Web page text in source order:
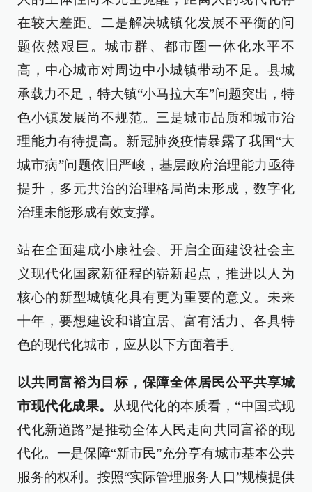
在较大差距。二是解决城镇化发展不平衡的问
题依然艰巨。城市群、都市圈一体化水平不
高，中心城市对周边中小城镇带动不足。县城
承载力不足，特大镇“小马拉大车”问题突出，特
色小镇发展尚不规范。三是城市品质和城市治
理能力有待提高。新冠肺炎疫情暴露了我国“大
城市病”问题依旧严峻，基层政府治理能力亟待
提升，多元共治的治理格局尚未形成，数字化
治理未能形成有效支撑。
站在全面建成小康社会、开启全面建设社会主
义现代化国家新征程的崭新起点，推进以人为
核心的新型城镇化具有更为重要的意义。未来
十年，要想建设和谐宜居、富有活力、各具特
色的现代化城市，应从以下方面着手。
以共同富裕为目标，保障全体居民公平共享城
市现代化成果。
从现代化的本质看，“中国式现
代化新道路”是推动全体人民走向共同富裕的现
代化。一是保障“新市民”充分享有城市基本公共
服务的权利。按照“实际管理服务人口”规模提供